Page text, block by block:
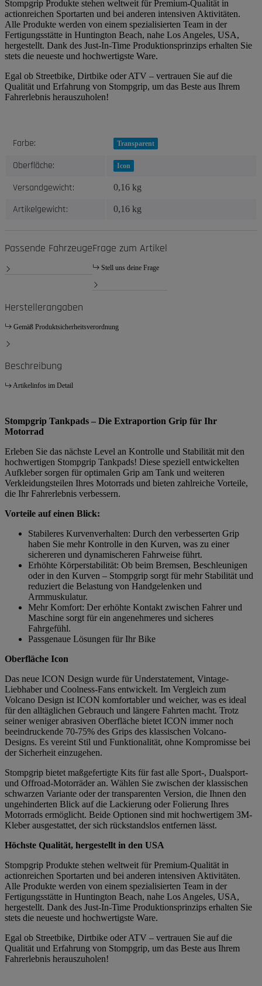
Stompgrip Produkte stehen weltweit für Premium-Qualität in
actionreichen Sportarten und bei anderen intensiven Aktivitäten.
Alle Produkte werden von einem spezialisierten Team in der
Fertigungsstätte in Huntington Beach, nahe Los Angeles, USA,
hergestellt. Dank des Just-In-Time Produktionsprinzips erhalten Sie
stets die neueste und hochwertigste Ware.
Egal ob Streetbike, Dirtbike oder ATV – vertrauen Sie auf die
Qualität und Erfahrung von Stompgrip, um das Beste aus Ihrem
Fahrerlebnis herauszuholen!
Produkteigenschaft
Wert
Farbe: Transparent
Oberfläche: Icon
Versandgewicht: 0,16 kg
Artikelgewicht: 0,16 kg
Passende FahrzeugeFrage zum Artikel
Stell uns deine Frage
Herstellerangaben
Gemäß Produktsicherheitsverordnung
Beschreibung
Artikelinfos im Detail
Stompgrip Tankpads – Die Extraportion Grip für Ihr
Motorrad
Erleben Sie das nächste Level an Kontrolle und Stabilität mit den
hochwertigen Stompgrip Tankpads! Diese speziell entwickelten
Aufkleber sorgen für optimalen Grip am Tank und weiteren
Verkleidungsteilen Ihres Motorrads und bieten zahlreiche Vorteile,
die Ihr Fahrerlebnis verbessern.
Vorteile auf einen Blick:
Stabileres Kurvenverhalten: Durch den verbesserten Grip
haben Sie mehr Kontrolle in den Kurven, was zu einer
sichereren und dynamischeren Fahrweise führt.
Erhöhte Körperstabilität: Ob beim Bremsen, Beschleunigen
oder in den Kurven – Stompgrip sorgt für mehr Stabilität und
reduziert die Belastung von Handgelenken und
Armmuskulatur.
Mehr Komfort: Der erhöhte Kontakt zwischen Fahrer und
Maschine sorgt für ein angenehmeres und sicheres
Fahrgefühl.
Passgenaue Lösungen für Ihr Bike
Oberfläche Icon
Das neue ICON Design wurde für Understatement, Vintage-
Liebhaber und Coolness-Fans entwickelt. Im Vergleich zum
Volcano Design ist ICON komfortabler und weicher, was es ideal
für den alltäglichen Gebrauch und längere Fahrten macht. Trotz
seiner weniger abrasiven Oberfläche bietet ICON immer noch
beeindruckende 70-75% des Grips des klassischen Volcano-
Designs. Es vereint Stil und Funktionalität, ohne Kompromisse bei
der Sicherheit einzugehen.
Stompgrip bietet maßgefertigte Kits für fast alle Sport-, Dualsport-
und Offroad-Motorräder an. Wählen Sie zwischen der klassischen
schwarzen Variante oder der transparenten Version, die Ihnen den
ungehinderten Blick auf die Lackierung oder Folierung Ihres
Motorrads ermöglicht. Beide Optionen sind mit hochwertigem 3M-
Kleber ausgestattet, der sich rückstandslos entfernen lässt.
Höchste Qualität, hergestellt in den USA
Stompgrip Produkte stehen weltweit für Premium-Qualität in
actionreichen Sportarten und bei anderen intensiven Aktivitäten.
Alle Produkte werden von einem spezialisierten Team in der
Fertigungsstätte in Huntington Beach, nahe Los Angeles, USA,
hergestellt. Dank des Just-In-Time Produktionsprinzips erhalten Sie
stets die neueste und hochwertigste Ware.
Egal ob Streetbike, Dirtbike oder ATV – vertrauen Sie auf die
Qualität und Erfahrung von Stompgrip, um das Beste aus Ihrem
Fahrerlebnis herauszuholen!